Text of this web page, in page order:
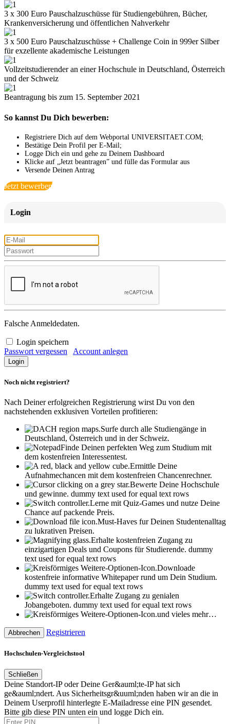
3 x 300 Euro Pauschalzuschüsse für Studiengebühren, Bücher,
Krankenversicherung und öffentlichen Nahverkehr
3 x 500 Euro Pauschalzuschüsse + Challenge Coin in 999er Silber
für exzellente akademische Leistungen
Vollzeitstudierender an einer Hochschule in Deutschland, Österreich
und der Schweiz
Beantragung bis zum 15. September 2021
So kannst Du Dich bewerben:
Registriere Dich auf dem Webportal UNIVERSITAET.COM;
Bestätige Dein Profil per E-Mail;
Logge Dich ein und gehe zu Deinem Dashboard
Klicke auf „Jetzt beantragen” und fülle das Formular aus
Versende Deinen Antrag
Jetzt bewerben
Login
Falsche Anmeldedaten.
Login speichern
Passwort vergessen
Account anlegen
Noch nicht registriert?
Nach Deiner erfolgreichen Registrierung wirst Du von den
nachstehenden exklusiven Vorteilen profitieren:
Surfe durch alle Studiengänge in
Deutschland, Österreich und in der Schweiz.
Finde Deinen perfekten Weg zum Studium mit
dem kostenfreien Interessentest.
Ermittle Deine
Aufnahmechancen mit dem kostenfreien Chancenrechner.
Bewerte Deine Hochschule
und gewinne. dummy text used for equal text rows
Lerne mit Quiz-Games und nutze Deine
Chance auf packende Preis.
Must-Haves fur Deinen Studentenalltag
zu lukrativen Preisen.
Erhalte kostenfreien Zugang zu
einzigartigen Deals und Coupons für Studierende. dummy
text used for equal text rows
Downloade
kostenfreie informative Whitepaper rund um Dein Studium.
dummy text used for equal text rows
Erhalte Zugang zu genialen
Jobangeboten. dummy text used for equal text rows
und vieles mehr…
Abbrechen Registrieren
Hochschulen-Vergleichstool
Schließen
Deine Standort-IP oder Deine Ger&auml;te-IP hat sich
ge&auml;ndert. Aus Sicherheitsgr&uuml;nden haben wir an die in
Deinem Userprofil hinterlegte E-Mailadresse eine PIN gesendet.
Bitte gib diese PIN unten ein und logge Dich ein.